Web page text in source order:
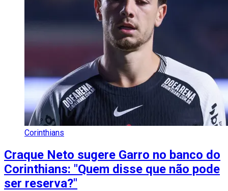
Corinthians
Craque Neto sugere Garro no banco do
Corinthians: "Quem disse que não pode
ser reserva?"